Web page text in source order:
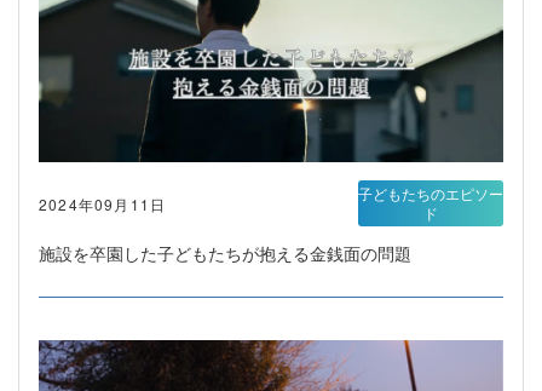
2024年09月11日
施設を卒園した子どもたちが抱える金銭面の問題
子どもたちのエピソー
ド